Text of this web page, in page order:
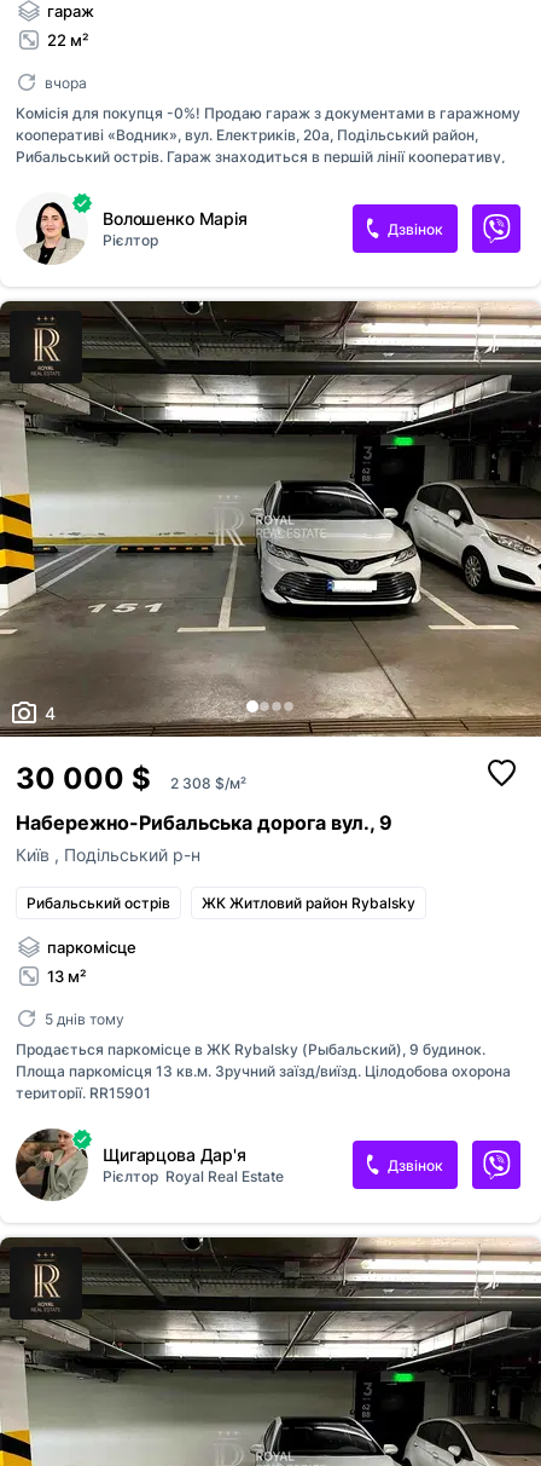
гараж
22 м²
вчора
Комісія для покупця -0%! Продаю гараж з документами в гаражному
кооперативі «Водник», вул. Електриків, 20а, Подільський район,
Рибальський острів. Гараж знаходиться в першій лінії кооперативу,
кв м і підвалу 16 кв м. Має світло і лічильник на нього; розетки (10
шт), автоматичні ворота з пультом. Підвал сухий, є світло. Гаражний
кооператив охороняється, вʼїзд по електронних ключах, є
відеоспостереження. Щомісячна оплата - 300 грн. Поруч зупинка
транспорту, курсує автобус до м. Тараса Шевченка та Контрактова
площа, також в центр і на Троєщину; піша доступність до ЖК
Рибальський. Є відео, запрошую на перегляд.
Волошенко Марія
Рієлтор
Дзвінок
4
30 000 $ 2 308 $/м²
Набережно-Рибальська дорога вул., 9
Київ , Подільський р-н
Рибальський острів ЖК Житловий район Rybalsky
паркомісце
13 м²
5 днів тому
Продається паркомісце в ЖК Rybalsky (Рыбальский), 9 будинок.
Площа паркомісця 13 кв.м. Зручний заїзд/виїзд. Цілодобова охорона
території. RR15901
Щигарцова Дар'я
Рієлтор Royal Real Estate
Дзвінок